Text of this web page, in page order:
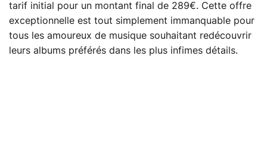
tarif initial pour un montant final de 289€. Cette offre
exceptionnelle est tout simplement immanquable pour
tous les amoureux de musique souhaitant redécouvrir
leurs albums préférés dans les plus infimes détails.